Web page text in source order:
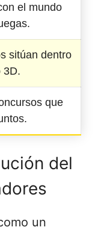
el mundo
sitúan dentro
3D.
que
del
un